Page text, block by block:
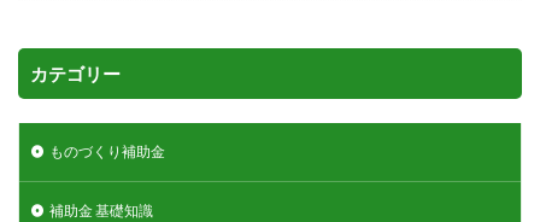
カテゴリー
ものづくり補助金
補助金 基礎知識